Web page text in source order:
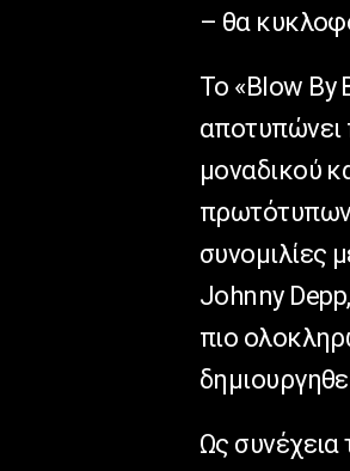
– θα
Το «Blow By
αποτυπώνει
μοναδικού
πρωτότυπων
συνομιλίες
Johnny Depp,
πιο
Ως συνέχεια